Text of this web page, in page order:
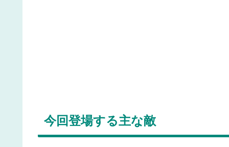
今回登場する主な敵